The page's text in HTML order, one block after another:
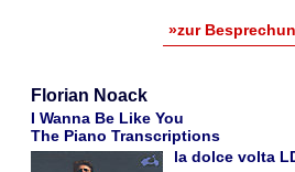
»zur
Florian Noack
I Wanna Be Like You
The Piano Transcriptions
la dolce volta